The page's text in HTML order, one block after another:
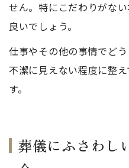
せん。特にこだわりがな
良いでしょう。
仕事やその他の事情でど
不潔に見えない程度に整
す。
葬儀にふさわし